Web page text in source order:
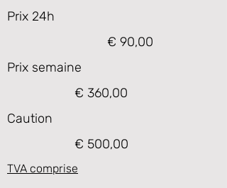
Prix 24h
€ 90,00
Prix semaine
€ 360,00
Caution
€ 500,00
TVA comprise